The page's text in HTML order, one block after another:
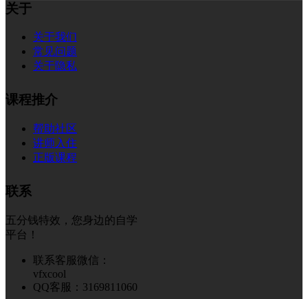
关于
关于我们
常见问题
关于隐私
课程推介
帮助社区
讲师入住
正版课程
联系
五分钱特效，您身边的自学
平台！
联系客服微信：
vfxcool
QQ客服：3169811060